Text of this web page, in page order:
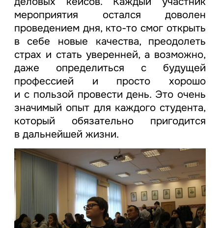
мероприятия остался доволен
проведением дня, кто-то смог открыть
в себе новые качества, преодолеть
страх и стать уверенней, а возможно,
даже определиться с будущей
профессией и просто хорошо
и с пользой провести день. Это очень
значимый опыт для каждого студента,
который обязательно пригодится
в дальнейшей жизни.